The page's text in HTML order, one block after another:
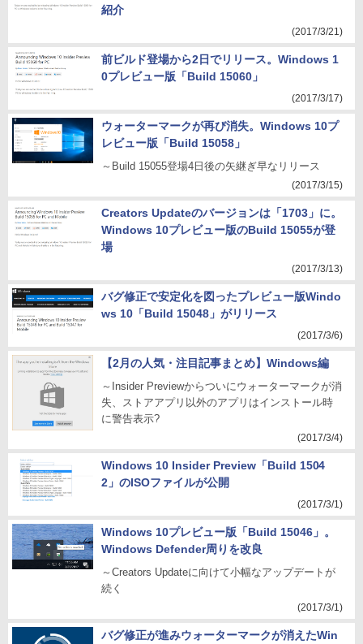
紹介
(2017/3/21)
前ビルド登場から2日でリリース。Windows 1
0プレビュー版「Build 15060」
(2017/3/17)
ウォーターマークが再び消失。Windows 10プ
レビュー版「Build 15058」
～Build 15055登場4日後の矢継ぎ早なリリース
(2017/3/15)
Creators Updateのバージョンは「1703」に。
Windows 10プレビュー版のBuild 15055が登
場
(2017/3/13)
バグ修正で安定化を図ったプレビュー版Windo
ws 10「Build 15048」がリリース
(2017/3/6)
【2月の人気・注目記事まとめ】Windows編
～Insider Previewからついにウォーターマークが消
失、ストアアプリ以外のアプリはインストール時
に警告表示?
(2017/3/4)
Windows 10 Insider Preview「Build 1504
2」のISOファイルが公開
(2017/3/1)
Windows 10プレビュー版「Build 15046」。
Windows Defender周りを改良
～Creators Updateに向けて小幅なアップデートが
続く
(2017/3/1)
バグ修正が進みウォーターマークが消えたWin